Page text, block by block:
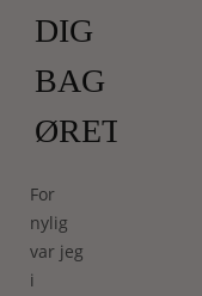
DIG
BAG
ØRET
For
nylig
var jeg
i